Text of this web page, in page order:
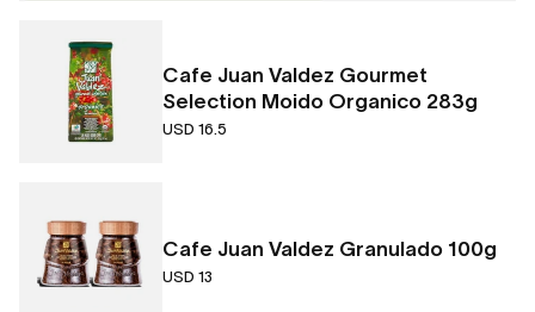
Cafe Juan Valdez Gourmet
Selection Moido Organico 283g
USD 16.5
Cafe Juan Valdez Granulado 100g
USD 13